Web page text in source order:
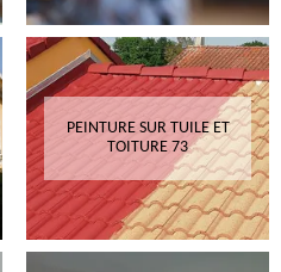
PEINTURE SUR TUILE ET
TOITURE 73